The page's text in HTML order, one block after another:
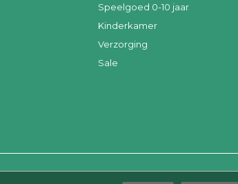
Speelgoed 0-10 jaar
Kinderkamer
Verzorging
Sale